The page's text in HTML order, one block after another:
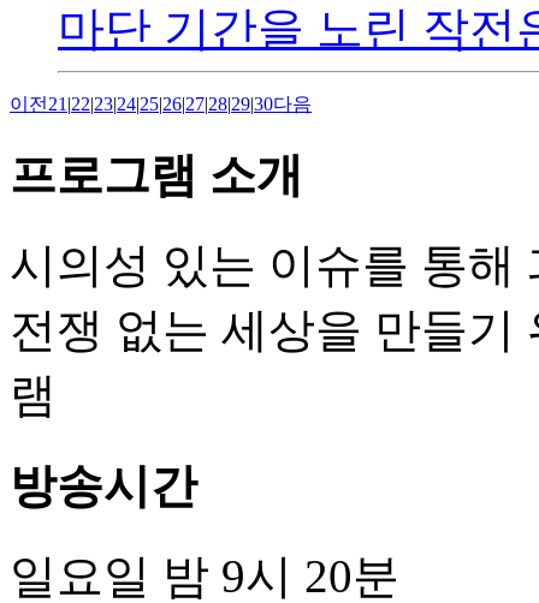
마단 기간을 노린 작전
이전 21 |22|23|24|25|26|27|28|29|30다음
프로그램 소개
시의성 있는 이슈를 통해
전쟁 없는 세상을 만들기
램
방송시간
일요일 밤 9시 20분